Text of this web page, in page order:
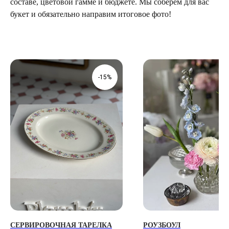
букет и обязательно направим итоговое фото!
-15%
СЕРВИРОВОЧНАЯ ТАРЕЛКА РОУЗБОУЛ
КОНФИДЕНЦИАЛЬНОСТЬ
ТЕЛЕГРАМ-КАНАЛ
О ВИНТАЖЕ
+7 981 9672833
Ответим на все вопросы!
info@plombirflowers.ru
Каждый день с 9:00 до 21:00
УЛ. КИРОЧНАЯ, 8Б
ДОГОВОР ОФЕРТЫ
ИП Сомова Валентина Юриевна
ИНН 470320429965
ОГРНИП 320470400035500